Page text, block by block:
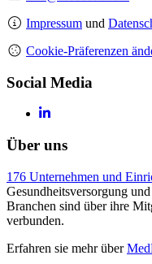
Impressum und
Cookie-Präferenzen
Social Media
Über uns
176 Unternehmen und
Gesundheitsversorgung
Branchen sind über ihre
verbunden.
Erfahren sie mehr über